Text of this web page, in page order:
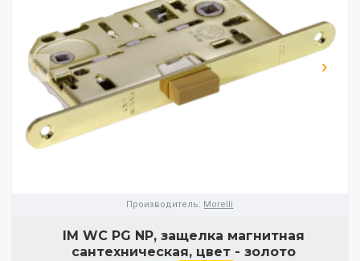
Производитель: Morelli
IM WC PG NP, защелка магнитная
сантехническая, цвет - золото